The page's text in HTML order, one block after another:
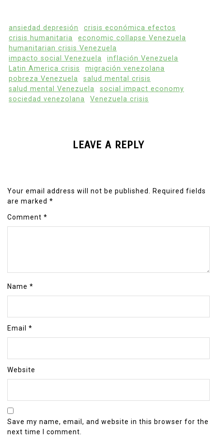
ansiedad depresión
crisis económica efectos
crisis humanitaria
economic collapse Venezuela
humanitarian crisis Venezuela
impacto social Venezuela
inflación Venezuela
Latin America crisis
migración venezolana
pobreza Venezuela
salud mental crisis
salud mental Venezuela
social impact economy
sociedad venezolana
Venezuela crisis
LEAVE A REPLY
Your email address will not be published.
Required fields
are marked *
Comment *
Name *
Email *
Website
Save my name, email, and website in this browser for the
next time I comment.